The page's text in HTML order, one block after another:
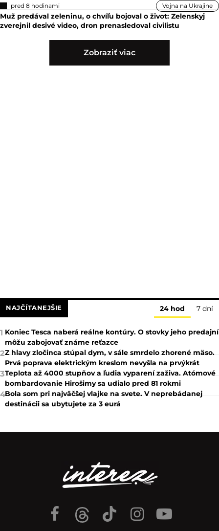
pred 8 hodinami Vojna na Ukrajine
Muž predával zeleninu, o chvíľu bojoval o život: Zelenskyj
zverejnil desivé video, dron prenasledoval civilistu
Zobraziť viac
NAJČÍTANEJŠIE 24 hod 7 dní
1 Koniec Tesca naberá reálne kontúry. O stovky jeho predajní
môžu zabojovať známe reťazce
2Z hlavy zločinca stúpal dym, v sále smrdelo zhorené mäso.
Prvá poprava elektrickým kreslom nevyšla na prvýkrát
3Teplota až 4000 stupňov a ľudia vyparení zaživa. Atómové
bombardovanie Hirošimy sa udialo pred 81 rokmi
4Bola som pri najväčšej vlajke na svete. V neprebádanej
destinácii sa ubytujete za 3 eurá